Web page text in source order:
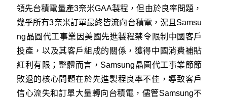
領先台積電量產3奈米GAA製程，但由於良率問題，
幾乎所有3奈米訂單最終皆流向台積電，況且Samsu
ng晶圓代工事業因美國先進製程禁令限制中國客戶
投產，以及其客戶組成的關係，獲得中國消費補貼
紅利有限；整體而言，Samsung晶圓代工事業節節
敗退的核心問題在於先進製程良率不佳，導致客戶
信心流失和訂單大量轉向台積電，儘管Samsung不